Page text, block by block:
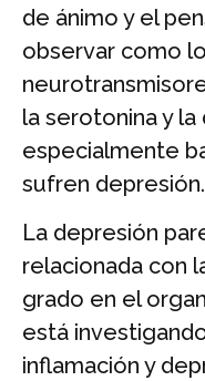
de ánimo y el
observar como
la serotonina y la
especialmente
sufren depresión.
La depresión
relacionada con
grado en el
está
inflamación y